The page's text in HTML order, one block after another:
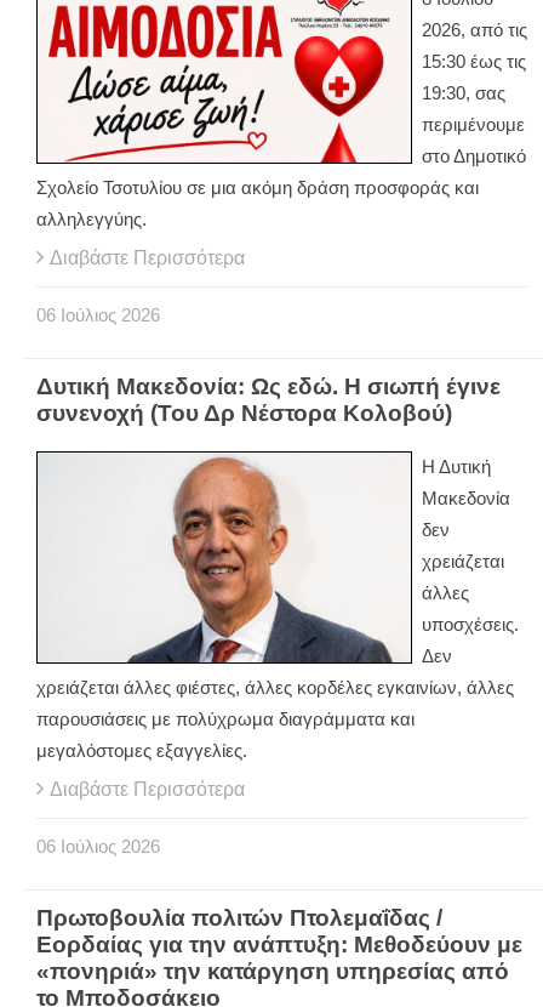
2026, από τις
15:30 έως τις
19:30, σας
περιμένουμε
στο Δημοτικό
Σχολείο Τσοτυλίου σε μια ακόμη δράση προσφοράς και
αλληλεγγύης.
Διαβάστε Περισσότερα
06 Ιούλιος 2026
Δυτική Μακεδονία: Ως εδώ. Η σιωπή έγινε
συνενοχή (Του Δρ Νέστορα Κολοβού)
Η Δυτική
Μακεδονία
δεν
χρειάζεται
άλλες
υποσχέσεις.
Δεν
χρειάζεται άλλες φιέστες, άλλες κορδέλες εγκαινίων, άλλες
παρουσιάσεις με πολύχρωμα διαγράμματα και
μεγαλόστομες εξαγγελίες.
Διαβάστε Περισσότερα
06 Ιούλιος 2026
Πρωτοβουλία πολιτών Πτολεμαΐδας /
Εορδαίας για την ανάπτυξη: Μεθοδεύουν με
«πονηριά» την κατάργηση υπηρεσίας από
το Μποδοσάκειο